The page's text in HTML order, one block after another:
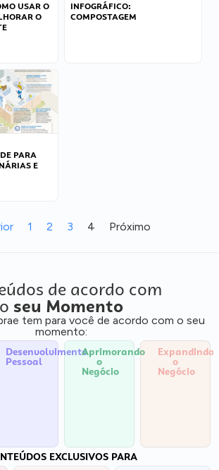
USAR O
O
INFOGRÁFICO:
COMPOSTAGEM
PARA
E
1 2 3 4 Próximo
de acordo com
o seu Momento
tem para você de acordo com o seu
momento:
Desenvolvimento
Pessoal
Aprimorando
o
Negócio
Expandindo
o
Negócio
EXCLUSIVOS PARA